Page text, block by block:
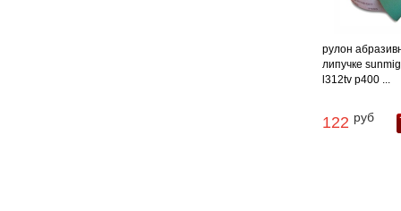
рулон
липучке
l312tv p400 ...
122 руб